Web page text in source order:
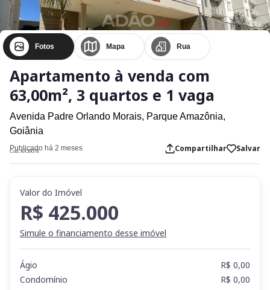
Fotos Mapa Rua
Apartamento à venda com
63,00m², 3 quartos e 1 vaga
Avenida Padre Orlando Morais, Parque Amazônia,
Goiânia
Publicado há 2 meses
Cod. AX39078 Compartilhar Salvar
Valor do Imóvel
R$ 425.000
Simule o financiamento desse imóvel
Ágio
R$ 0,00
Condomínio
R$ 0,00